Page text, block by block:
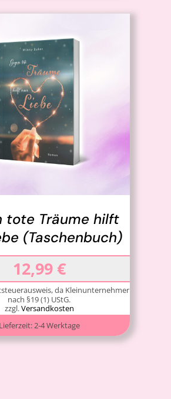
WARENKORB /
tote Träume hilft
(Taschenbuch)
12,99 €
da Kleinunternehmer
nach §19 (1) UStG.
zzgl.Versandkosten
Lieferzeit:2-4 Werktage